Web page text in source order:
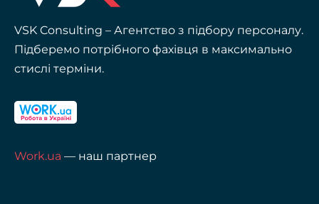
VSK Consulting – Агентство з підбору персоналу.
Підберемо потрібного фахівця в максимально
стислі терміни.
Work.ua — наш партнер